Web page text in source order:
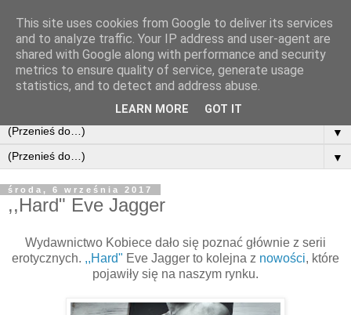
▼
▼
środa, 6 września 2017
,,Hard" Eve Jagger
Wydawnictwo Kobiece dało się poznać głównie z serii
erotycznych. ,,Hard" Eve Jagger to kolejna z nowości, które
pojawiły się na naszym rynku.
This site uses cookies from Google to deliver its services
and to analyze traffic. Your IP address and user-agent are
shared with Google along with performance and security
metrics to ensure quality of service, generate usage
statistics, and to detect and address abuse.
LEARN MORE GOT IT